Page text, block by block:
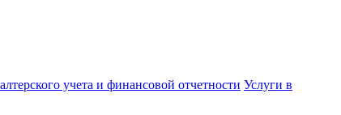
учета и финансовой отчетности Услуги в